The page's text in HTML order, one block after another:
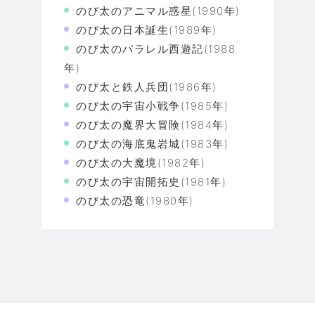
のび太のアニマル惑星(1990年)
のび太の日本誕生(1989年)
のび太のパラレル西遊記(1988
年)
のび太と鉄人兵団(1986年)
のび太の宇宙小戦争(1985年)
のび太の魔界大冒険(1984年)
のび太の海底鬼岩城(1983年)
のび太の大魔境(1982年)
のび太の宇宙開拓史(1981年)
のび太の恐竜(1980年)